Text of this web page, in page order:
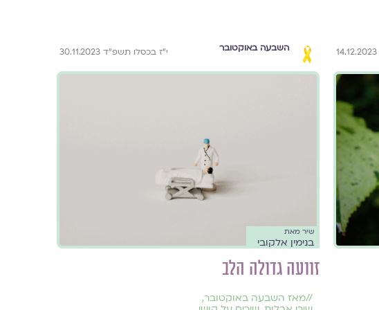
השבעה באוקטובר י״ז בכסלו תשפ״ד 30.11.2023
שיר מאת
בנימין אלקובי
זוועה גדולה הלב
//מאז השבעה באוקטובר,